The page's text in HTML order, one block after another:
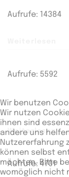
Aufrufe: 14384
Aufrufe: 5592
Weiterlesen
Aufrufe: 4701
Wir benutzen
Wir nutzen
ihnen sind
andere uns
Nutzererfahrung
können selbst
möchten. Bitte
womöglich nicht